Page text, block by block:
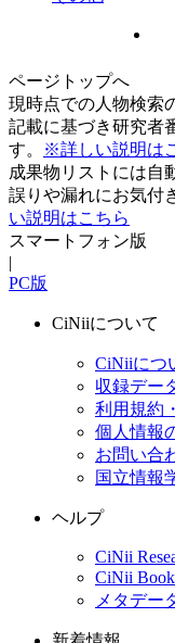
ページトップへ
現時点での人物検索
記載に基づき研究者
す。
※詳しい説明は
成果物リストには自
誤りや漏れにお気付
い説明はこちら
スマートフォン版
|
PC版
CiNiiについて
CiNiiにつ
収録デー
利用規約
個人情報
お問い合
国立情報
ヘルプ
CiNii
CiNii
メタデー